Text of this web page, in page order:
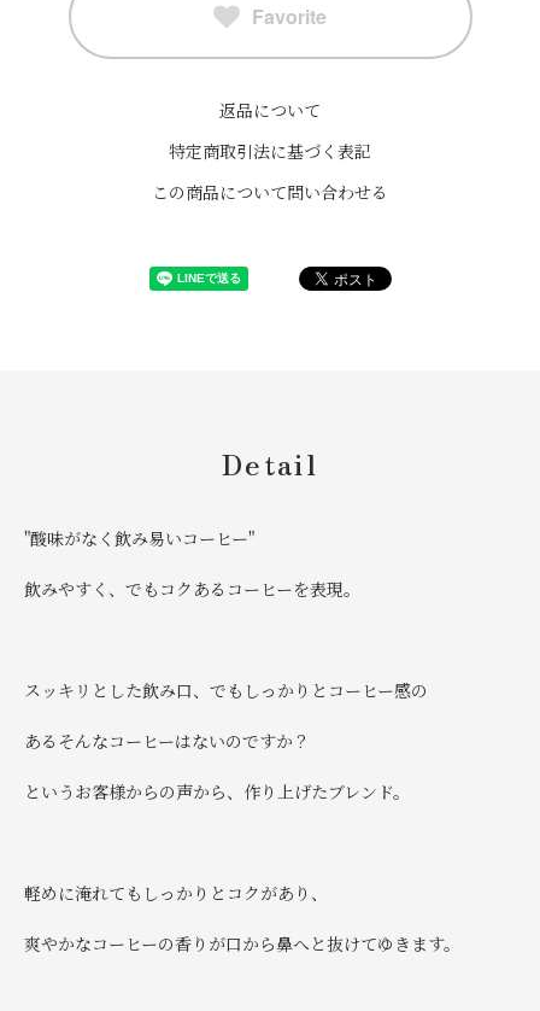
Favorite
返品について
特定商取引法に基づく表記
この商品について問い合わせる
Detail
"酸味がなく飲み易いコーヒー"
飲みやすく、でもコクあるコーヒーを表現。
スッキリとした飲み口、でもしっかりとコーヒー感の
あるそんなコーヒーはないのですか？
というお客様からの声から、作り上げたブレンド。
軽めに淹れてもしっかりとコクがあり、
爽やかなコーヒーの香りが口から鼻へと抜けてゆきます。